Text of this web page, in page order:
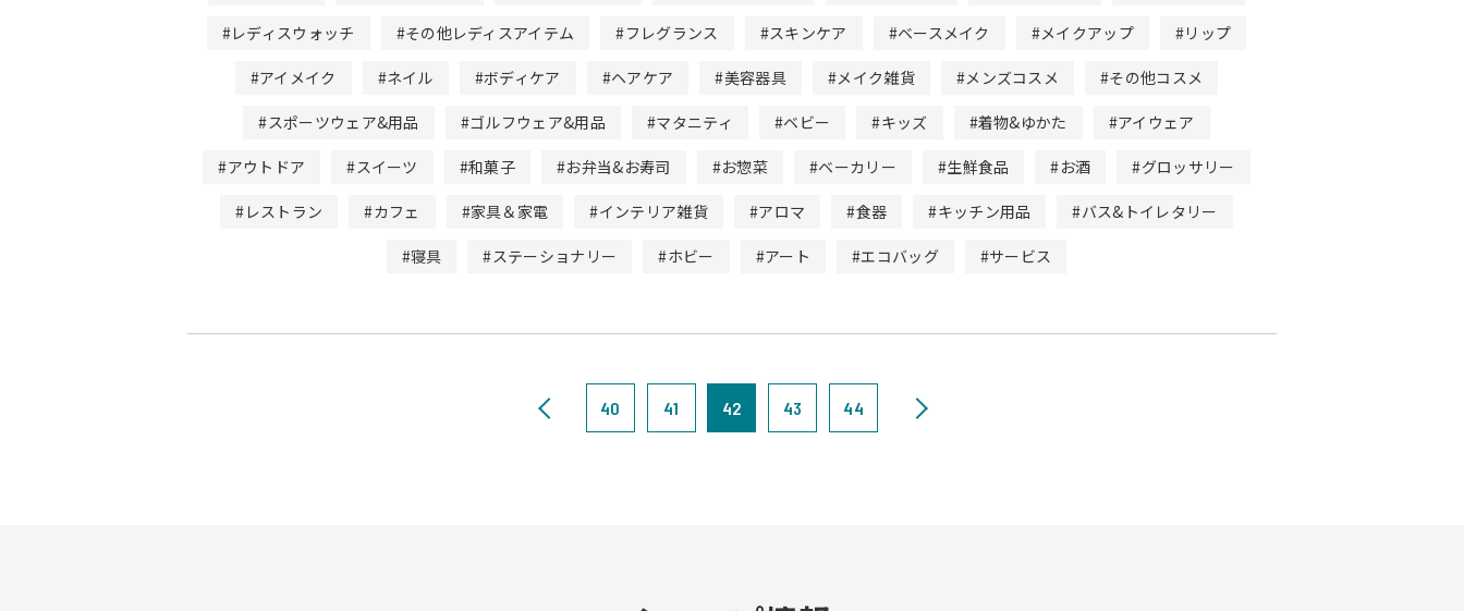
#レディスウォッチ #その他レディスアイテム #フレグランス #スキンケア #ベースメイク #メイクアップ #リップ
#アイメイク #ネイル #ボディケア #ヘアケア #美容器具 #メイク雑貨 #メンズコスメ #その他コスメ
#スポーツウェア&用品 #ゴルフウェア&用品 #マタニティ #ベビー #キッズ #着物&ゆかた #アイウェア
#アウトドア #スイーツ #和菓子 #お弁当&お寿司 #お惣菜 #ベーカリー #生鮮食品 #お酒 #グロッサリー
#レストラン #カフェ #家具＆家電 #インテリア雑貨 #アロマ #食器 #キッチン用品 #バス&トイレタリー
#寝具 #ステーショナリー #ホビー #アート #エコバッグ #サービス
40 41 42 43 44